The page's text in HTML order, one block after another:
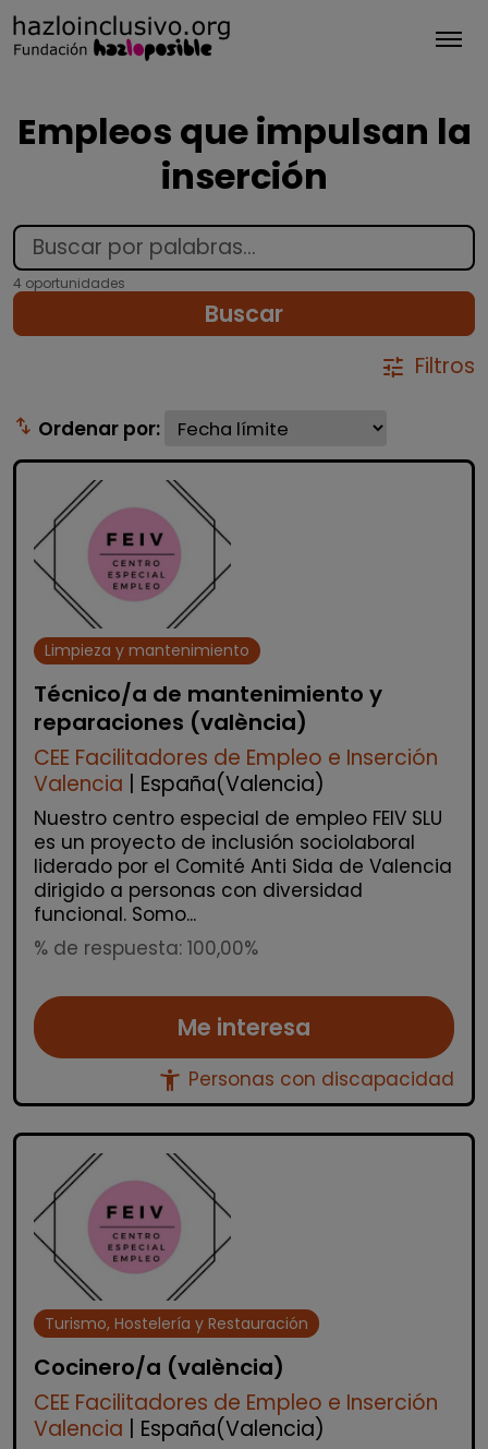
Empleos que impulsan la
inserción
4 oportunidades
Buscar
tune Filtros
swap_vert Ordenar por:
Limpieza y mantenimiento
Técnico/a de mantenimiento y
reparaciones (valència)
CEE Facilitadores de Empleo e Inserción
Valencia | España(Valencia)
Nuestro centro especial de empleo FEIV SLU
es un proyecto de inclusión sociolaboral
liderado por el Comité Anti Sida de Valencia
dirigido a personas con diversidad
funcional. Somo...
% de respuesta: 100,00%
Me interesa
accessibility_new Personas con discapacidad
Turismo, Hostelería y Restauración
Cocinero/a (valència)
CEE Facilitadores de Empleo e Inserción
Valencia | España(Valencia)